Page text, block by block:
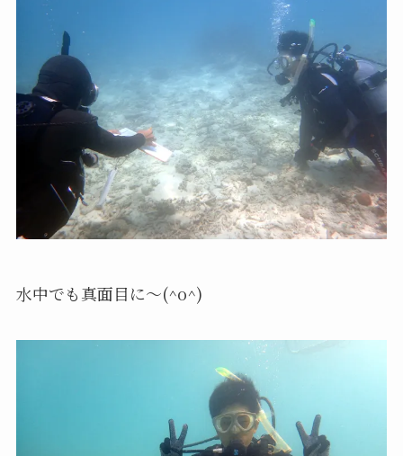
水中でも真面目に～(^o^)